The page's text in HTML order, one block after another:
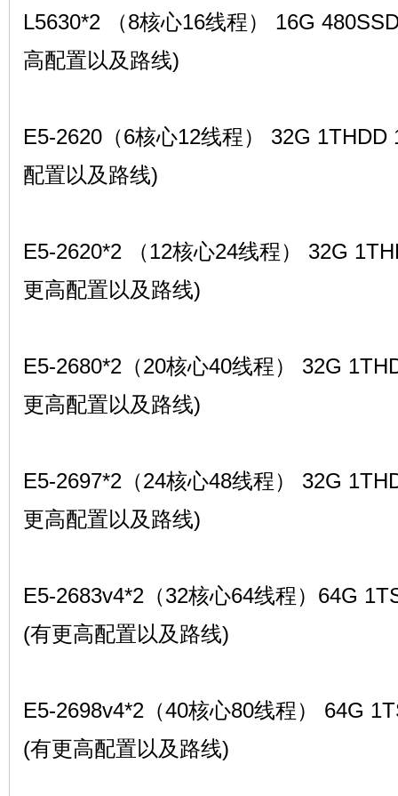
L5630*2 （8核心16线程） 16G
高配置以及路线)
E5-2620（6核心12线程） 32G
配置以及路线)
E5-2620*2 （12核心24线程） 32G
更高配置以及路线)
E5-2680*2（20核心40线程） 32G
更高配置以及路线)
E5-2697*2（24核心48线程） 32G
更高配置以及路线)
E5-2683v4*2（32核心64线程）64G
(有更高配置以及路线)
E5-2698v4*2（40核心80线程） 64G
(有更高配置以及路线)